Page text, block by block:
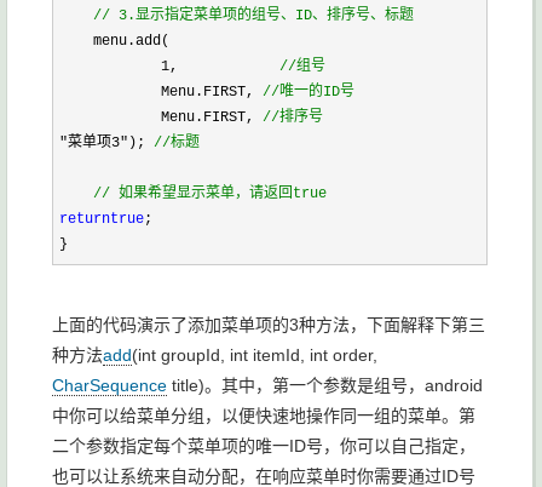
// 3.显示指定菜单项的组号、ID、排序号、标题
    menu.add(
1, //组号
            Menu.FIRST,
//唯一的ID号
            Menu.FIRST,
//排序号
"菜单项3" ); //标题
// 如果希望显示菜单，请返回true
returntrue;
}
上面的代码演示了添加菜单项的3种方法，下面解释下第三
种方法add(int groupId, int itemId, int order,
CharSequence title)。其中，第一个参数是组号，android
中你可以给菜单分组，以便快速地操作同一组的菜单。第
二个参数指定每个菜单项的唯一ID号，你可以自己指定，
也可以让系统来自动分配，在响应菜单时你需要通过ID号